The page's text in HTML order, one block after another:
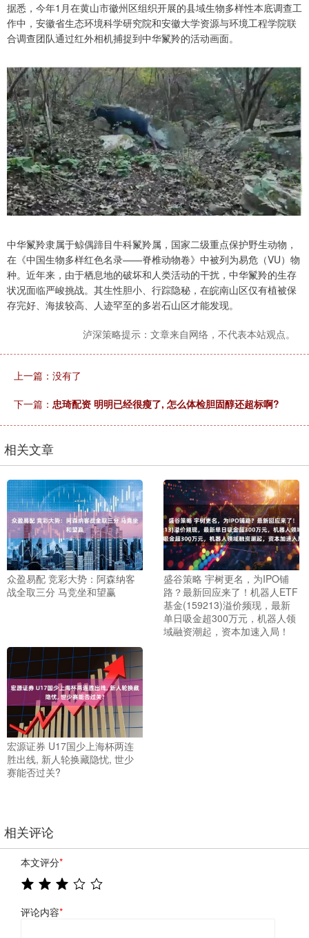
据悉，今年1月在黄山市徽州区组织开展的县域生物多样性本底调查工
作中，安徽省生态环境科学研究院和安徽大学资源与环境工程学院联
合调查团队通过红外相机捕捉到中华鬣羚的活动画面。
中华鬣羚隶属于鲸偶蹄目牛科鬣羚属，国家二级重点保护野生动物，
在《中国生物多样红色名录——脊椎动物卷》中被列为易危（VU）物
种。近年来，由于栖息地的破坏和人类活动的干扰，中华鬣羚的生存
状况面临严峻挑战。其生性胆小、行踪隐秘，在皖南山区仅有植被保
存完好、海拔较高、人迹罕至的多岩石山区才能发现。
泸深策略提示：文章来自网络，不代表本站观点。
上一篇：没有了
下一篇： 忠琦配资 明明已经很瘦了, 怎么体检胆固醇还超标啊?
相关文章
众盈易配 竞彩大势：阿森纳客
战全取三分 马竞坐和望赢
盛谷策略 宇树更名，为IPO铺
路？最新回应来了！机器人ETF
基金(159213)溢价频现，最新
单日吸金超300万元，机器人领
域融资潮起，资本加速入局！
宏源证券 U17国少上海杯两连
胜出线, 新人轮换藏隐忧, 世少
赛能否过关?
相关评论
本文评分*
评论内容*